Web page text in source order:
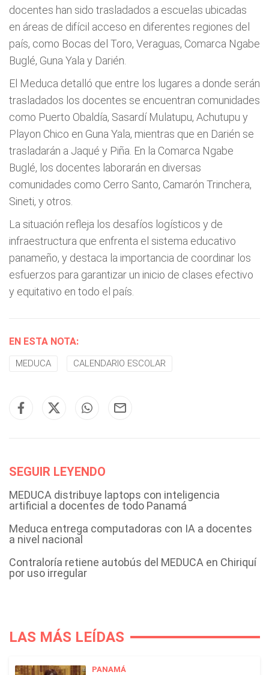
docentes han sido trasladados a escuelas ubicadas
en áreas de difícil acceso en diferentes regiones del
país, como Bocas del Toro, Veraguas, Comarca Ngabe
Buglé, Guna Yala y Darién.
El Meduca detalló que entre los lugares a donde serán
trasladados los docentes se encuentran comunidades
como Puerto Obaldía, Sasardí Mulatupu, Achutupu y
Playon Chico en Guna Yala, mientras que en Darién se
trasladarán a Jaqué y Piña. En la Comarca Ngabe
Buglé, los docentes laborarán en diversas
comunidades como Cerro Santo, Camarón Trinchera,
Sineti, y otros.
La situación refleja los desafíos logísticos y de
infraestructura que enfrenta el sistema educativo
panameño, y destaca la importancia de coordinar los
esfuerzos para garantizar un inicio de clases efectivo
y equitativo en todo el país.
EN ESTA NOTA:
MEDUCA CALENDARIO ESCOLAR
SEGUIR LEYENDO
MEDUCA distribuye laptops con inteligencia
artificial a docentes de todo Panamá
Meduca entrega computadoras con IA a docentes
a nivel nacional
Contraloría retiene autobús del MEDUCA en Chiriquí
por uso irregular
LAS MÁS LEÍDAS
PANAMÁ